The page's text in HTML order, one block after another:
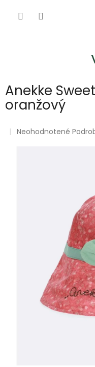
Anekke
oranžový
Priemerné
Neohodnotené